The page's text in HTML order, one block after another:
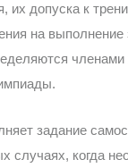
их допуска к
на выполнение
задание
случаях, когда